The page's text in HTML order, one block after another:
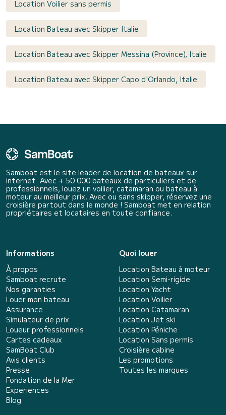
Location Voilier sans permis
Location Bateau avec Skipper Italie
Location Bateau avec Skipper Messina (Province), Italie
Location Bateau avec Skipper Capo d'Orlando, Italie
Samboat est le site leader de location de bateaux sur
internet. Avec + 50 000 bateaux de particuliers et de
professionnels, louez un voilier, catamaran ou bateau à
moteur au meilleur prix. Avec ou sans skipper, réservez une
croisière partout dans le monde ! Samboat met en relation
propriétaires et locataires en toute confiance.
Informations
À propos
Samboat recrute
Nos garanties
Louer mon bateau
Assurance
Simulateur de prix
Loueur professionnels
Cartes cadeaux
SamBoat Club
Avis clients
Presse
Fondation de la Mer
Experiences
Blog
Quoi louer
Location Bateau à moteur
Location Semi-rigide
Location Yacht
Location Voilier
Location Catamaran
Location Jet ski
Location Péniche
Location Sans permis
Croisière cabine
Les promotions
Toutes les marques